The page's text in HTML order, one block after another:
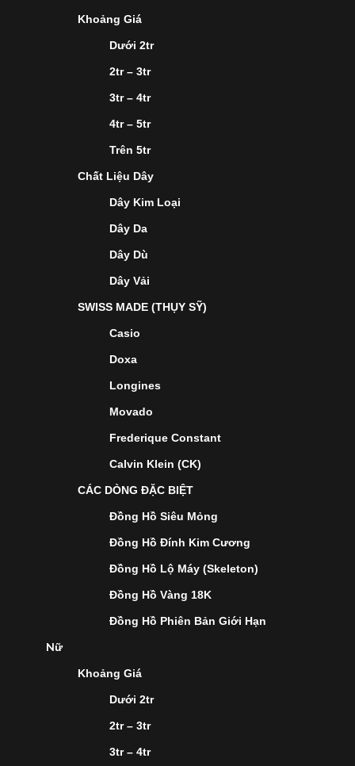
Khoảng Giá
Dưới 2tr
2tr – 3tr
3tr – 4tr
4tr – 5tr
Trên 5tr
Chất Liệu Dây
Dây Kim Loại
Dây Da
Dây Dù
Dây Vải
SWISS MADE (THỤY SỸ)
Casio
Doxa
Longines
Movado
Frederique Constant
Calvin Klein (CK)
CÁC DÒNG ĐẶC BIỆT
Đồng Hồ Siêu Mỏng
Đồng Hồ Đính Kim Cương
Đồng Hồ Lộ Máy (Skeleton)
Đồng Hồ Vàng 18K
Đồng Hồ Phiên Bản Giới Hạn
Nữ
Khoảng Giá
Dưới 2tr
2tr – 3tr
3tr – 4tr